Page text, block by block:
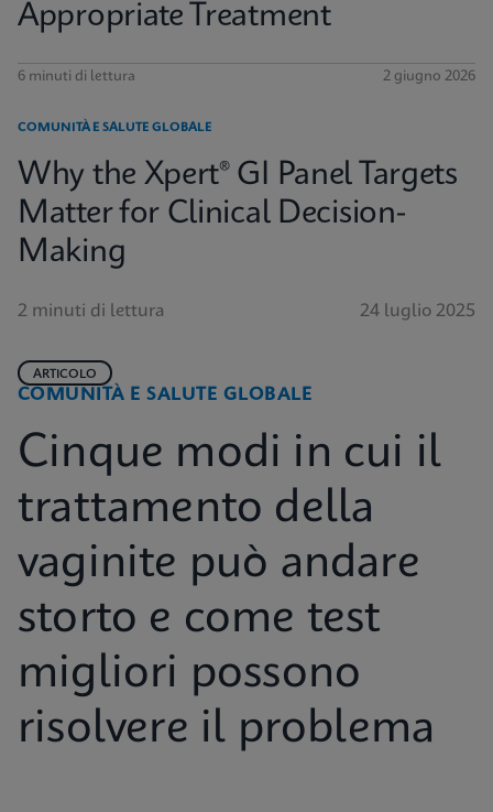
Appropriate Treatment
6 minuti di lettura 2 giugno 2026
COMUNITÀ E SALUTE GLOBALE
Why the Xpert® GI Panel Targets
Matter for Clinical Decision-
Making
2 minuti di lettura 24 luglio 2025
COMUNITÀ E SALUTE GLOBALE
ARTICOLO
Cinque modi in cui il
trattamento della
vaginite può andare
storto e come test
migliori possono
risolvere il problema